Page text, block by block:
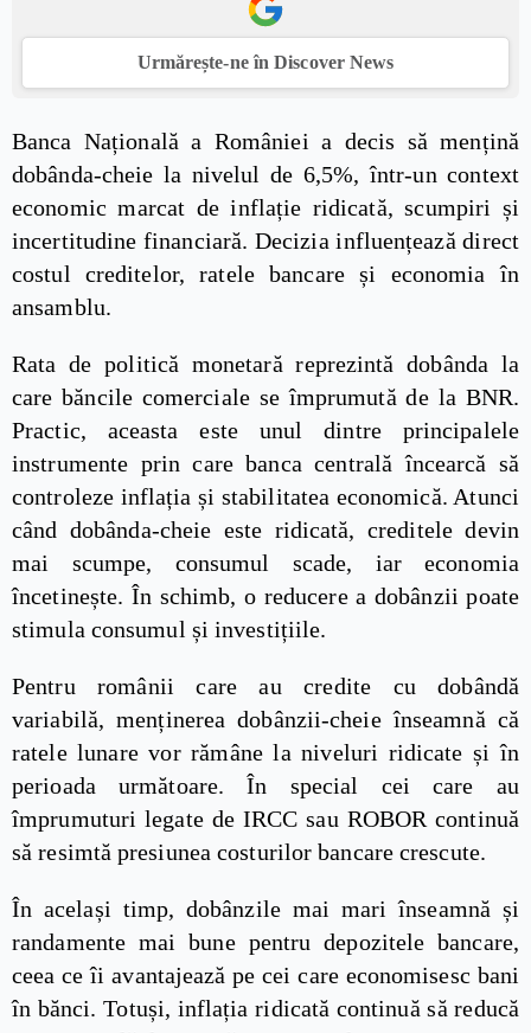
Urmărește-ne în Discover News
Banca Națională a României a decis să mențină
dobânda-cheie la nivelul de 6,5%, într-un context
economic marcat de inflație ridicată, scumpiri și
incertitudine financiară. Decizia influențează direct
costul creditelor, ratele bancare și economia în
ansamblu.
Rata de politică monetară reprezintă dobânda la
care băncile comerciale se împrumută de la BNR.
Practic, aceasta este unul dintre principalele
instrumente prin care banca centrală încearcă să
controleze inflația și stabilitatea economică. Atunci
când dobânda-cheie este ridicată, creditele devin
mai scumpe, consumul scade, iar economia
încetinește. În schimb, o reducere a dobânzii poate
stimula consumul și investițiile.
Pentru românii care au credite cu dobândă
variabilă, menținerea dobânzii-cheie înseamnă că
ratele lunare vor rămâne la niveluri ridicate și în
perioada următoare. În special cei care au
împrumuturi legate de IRCC sau ROBOR continuă
să resimtă presiunea costurilor bancare crescute.
În același timp, dobânzile mai mari înseamnă și
randamente mai bune pentru depozitele bancare,
ceea ce îi avantajează pe cei care economisesc bani
în bănci. Totuși, inflația ridicată continuă să reducă